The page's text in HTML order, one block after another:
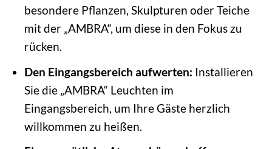
besondere Pflanzen, Skulpturen oder Teiche
mit der „AMBRA“, um diese in den Fokus zu
rücken.
Den Eingangsbereich aufwerten: Installieren
Sie die „AMBRA“ Leuchten im
Eingangsbereich, um Ihre Gäste herzlich
willkommen zu heißen.